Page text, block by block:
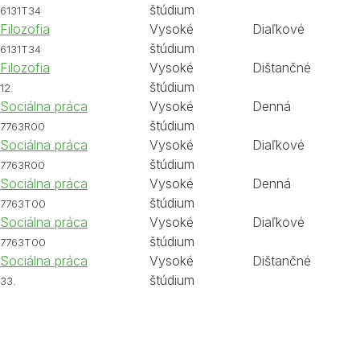
6131T34
štúdium
Filozofia
6131T34
Vysoké
štúdium
Diaľkové
Filozofia
12.
Vysoké
štúdium
Dištančné
Sociálna práca
7763R00
Vysoké
štúdium
Denná
Sociálna práca
7763R00
Vysoké
štúdium
Diaľkové
Sociálna práca
7763T00
Vysoké
štúdium
Denná
Sociálna práca
7763T00
Vysoké
štúdium
Diaľkové
Sociálna práca
33.
Vysoké
štúdium
Dištančné